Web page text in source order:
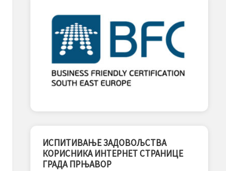
ИСПИТИВАЊЕ ЗАДОВОЉСТВА
КОРИСНИКА ИНТЕРНЕТ СТРАНИЦЕ
ГРАДА ПРЊАВОР